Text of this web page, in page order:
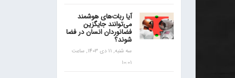
آیا ربات‌های هوشمند
می‌توانند جایگزین
فضانوردان انسان در فضا
شوند؟
سه شنبه, 11 دی 1403, ساعت
10:01